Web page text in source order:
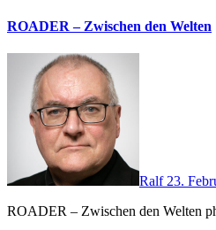
ROADER – Zwischen den Welten
Ralf23.
ROADER – Zwischen den Welten